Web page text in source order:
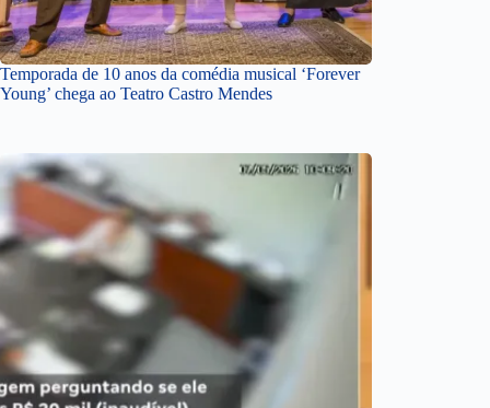
Temporada de 10 anos da comédia musical ‘Forever
Young’ chega ao Teatro Castro Mendes